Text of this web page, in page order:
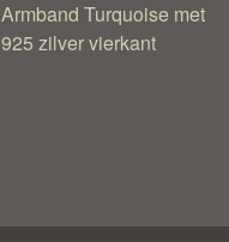
Armband Turquoise met
925 zilver vierkant